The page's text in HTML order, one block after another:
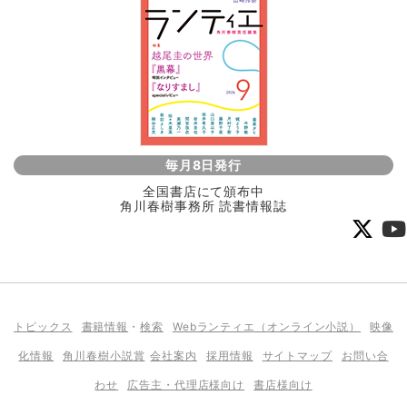
毎月8日発行
全国書店にて頒布中
角川春樹事務所 読書情報誌
トピックス 書籍情報 ・検索 Webランティエ（オンライン小説） 映像
化情報 角川春樹小説賞 会社案内 採用情報 サイトマップ お問い合
わせ 広告主・代理店様向け 書店様向け